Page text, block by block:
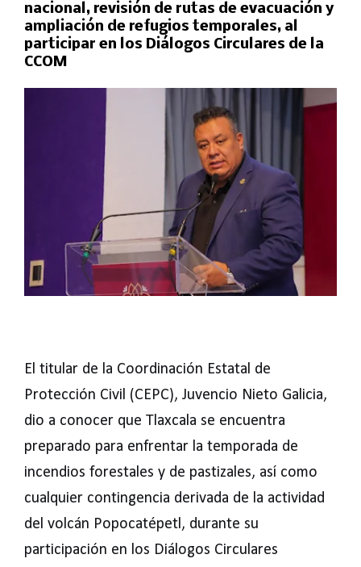
nacional, revisión de rutas de evacuación y
ampliación de refugios temporales, al
participar en los Diálogos Circulares de la
CCOM
El titular de la Coordinación Estatal de
Protección Civil (CEPC), Juvencio Nieto Galicia,
dio a conocer que Tlaxcala se encuentra
preparado para enfrentar la temporada de
incendios forestales y de pastizales, así como
cualquier contingencia derivada de la actividad
del volcán Popocatépetl, durante su
participación en los Diálogos Circulares